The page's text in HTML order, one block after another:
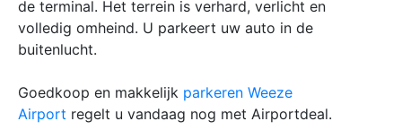
de terminal. Het terrein is verhard, verlicht en
volledig omheind. U parkeert uw auto in de
buitenlucht.
Goedkoop en makkelijk parkeren Weeze
Airport regelt u vandaag nog met Airportdeal.